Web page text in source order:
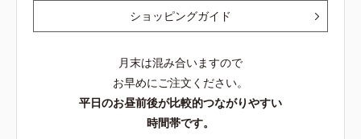
ショッピングガイド
月末は混み合いますので
お早めにご注文ください。
平日のお昼前後が比較的つながりやすい
時間帯です。